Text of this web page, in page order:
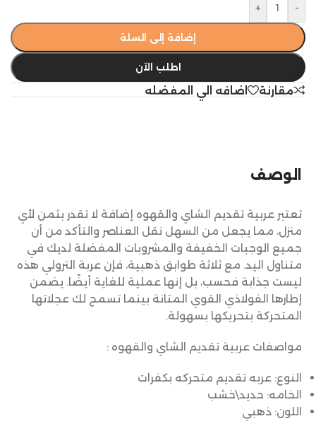
-
+
إضافة إلى السلة
اطلب الآن
مقارنة اضافه الي المفضله
الوصف
تعتبر عربية تقديم الشاي والقهوه إضافة لا تقدر بثمن لأي
منزل، مما يجعل من السهل نقل العناصر والتأكد من أن
جميع الوجبات الخفيفة والمشروبات المفضلة لديك في
متناول اليد. مع ثلاثة طوابق ذهبية، فإن عربة الترولي هذه
ليست جذابة فحسب، بل إنها عملية للغاية أيضًا. يضمن
إطارها الفولاذي القوي المتانة بينما تسمح لك عجلاتها
المتحركة بتحريكها بسهولة.
مواصفات عربية تقديم الشاي والقهوه :
النوع: عربه تقديم متحركه بكفرات
الخامه: حديد\خشب
اللون: ذهبي